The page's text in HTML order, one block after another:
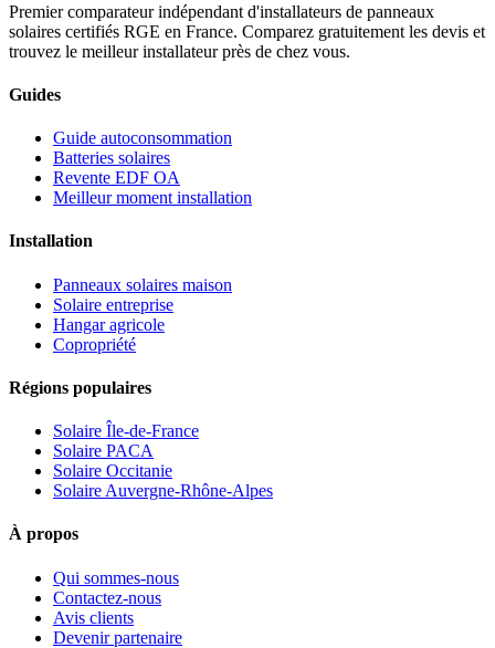
Premier comparateur indépendant d'installateurs de panneaux
solaires certifiés RGE en France. Comparez gratuitement les devis et
trouvez le meilleur installateur près de chez vous.
Guides
Guide autoconsommation
Batteries solaires
Revente EDF OA
Meilleur moment installation
Installation
Panneaux solaires maison
Solaire entreprise
Hangar agricole
Copropriété
Régions populaires
Solaire Île-de-France
Solaire PACA
Solaire Occitanie
Solaire Auvergne-Rhône-Alpes
À propos
Qui sommes-nous
Contactez-nous
Avis clients
Devenir partenaire